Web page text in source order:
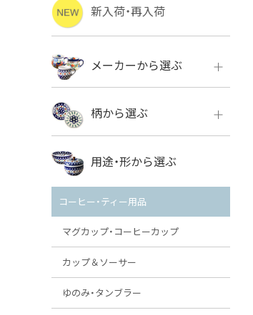
新入荷・再入荷
メーカーから選ぶ
ボレス
VENA
ミレナ
柄から選ぶ
ボレス
用途・形から選ぶ
コーヒー・ティー用品
マグカップ・コーヒーカップ
カップ＆ソーサー
ゆのみ・タンブラー